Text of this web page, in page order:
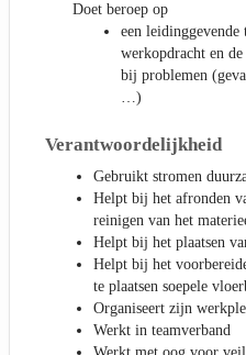
Doet beroep op
een
werkopdracht en
bij problemen
…)
Verantwoordelijkheid
Gebruikt stromen
Helpt bij het afronden
reinigen van het
Helpt bij het plaatsen
Helpt bij het
te plaatsen soepele
Organiseert zijn
Werkt in teamverband